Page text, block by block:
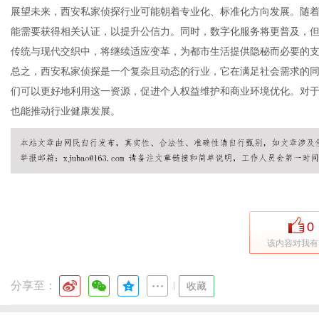
展望未来，西安私家侦探行业可能朝着专业化、标准化方向发展。随
能需要获得相关认证，以提升公信力。同时，数字化服务将更普及，
传统与现代交织中，将继续适应变革，为都市生活提供隐秘而必要的
总之，西安私家侦探是一个复杂且动态的行业，它在满足社会需求的
们可以更好地利用这一资源，促进个人权益维护和商业环境优化。对
也能推动行业健康发展。
0
该内容对我
分享至： 收藏